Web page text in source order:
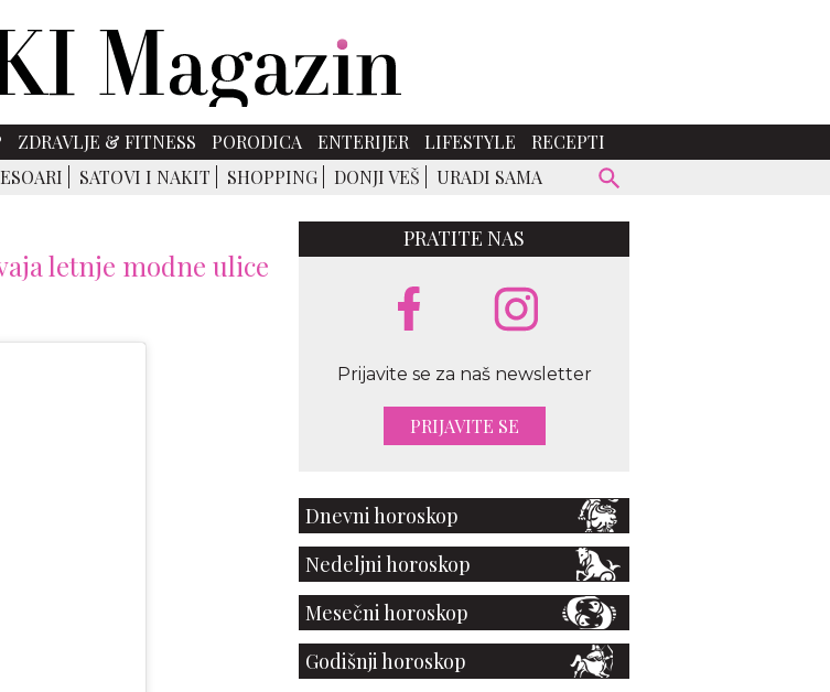
ZDRAVLJE & FITNESS PORODICA ENTERIJER LIFESTYLE
RECEPTI
SATOVI I NAKIT SHOPPING DONJI VEŠ URADI SAMA
letnje modne ulice
PRATITE NAS
Prijavite se za naš newsletter
PRIJAVITE SE
Dnevni horoskop
Nedeljni horoskop
Mesečni horoskop
Godišnji horoskop